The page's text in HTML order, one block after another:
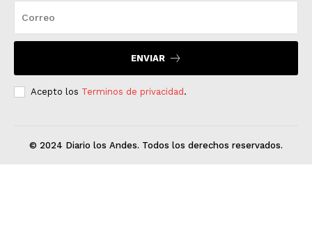
ENVIAR
Acepto los Terminos de privacidad .
© 2024 Diario los Andes. Todos los derechos reservados.